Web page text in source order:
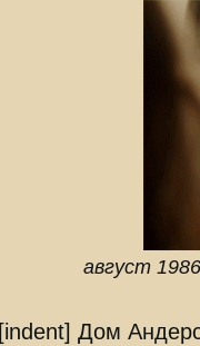
август
[indent] Дом